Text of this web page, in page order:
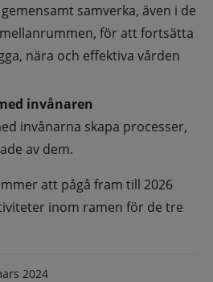
samverka, även i de
för att fortsätta
nära och effektiva vården
invånaren
invånarna skapa processer,
av dem.
att pågå fram till 2026
inom ramen för de tre
2024